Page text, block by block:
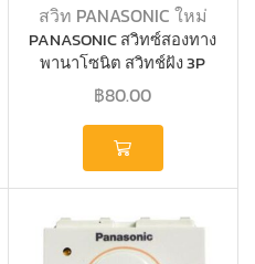
สวิท PANASONIC ใหม่
PANASONIC สวิทซ์สองทาง
พานาโซนิต สวิทช์ฝัง 3P
WEG5002K FULL-
฿80.00